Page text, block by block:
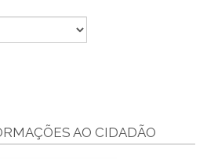
AO CIDADÃO